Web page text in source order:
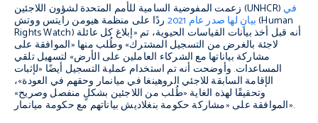
زعمت المفوضية السامية للأمم المتحدة لشؤون اللاجئين (UNHCR) في
بيانٍ لها صدر عام 2021 ردًا على منظمة هيومن رايتس ووتش (Human
Rights Watch) أنه قبل أخذ بيانات القياسات الحيوية، تم «إبلاغ كل عائلة
لاجئة بالغرض من التسجيل المشترك» وطُلب منها «الموافقة على
مشاركة بياناتها مع الشركاء العاملين على الأرض» لتسهيل تلقي
المساعدات. وأوضحت أنه تم استخدام عملية التسجيل أيضًا «لإثبات
الإقامة السابقة للاجئي الروهينغا في ميانمار وحقهم في العودة»،
وتحقيقًا لهذه الغاية «طُلب من اللاجئين بشكلٍ منفصل وصريح»
الموافقة على «مشاركة حكومة بنغلاديش بياناتهم مع حكومة ميانمار».